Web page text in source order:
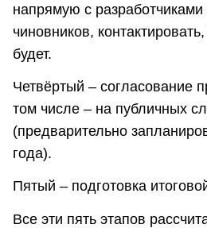
напрямую с разработчиками
чиновников,
будет.
Четвёртый – согласование
том числе – на публичных
(предварительно
года).
Пятый – подготовка
Все эти пять этапов